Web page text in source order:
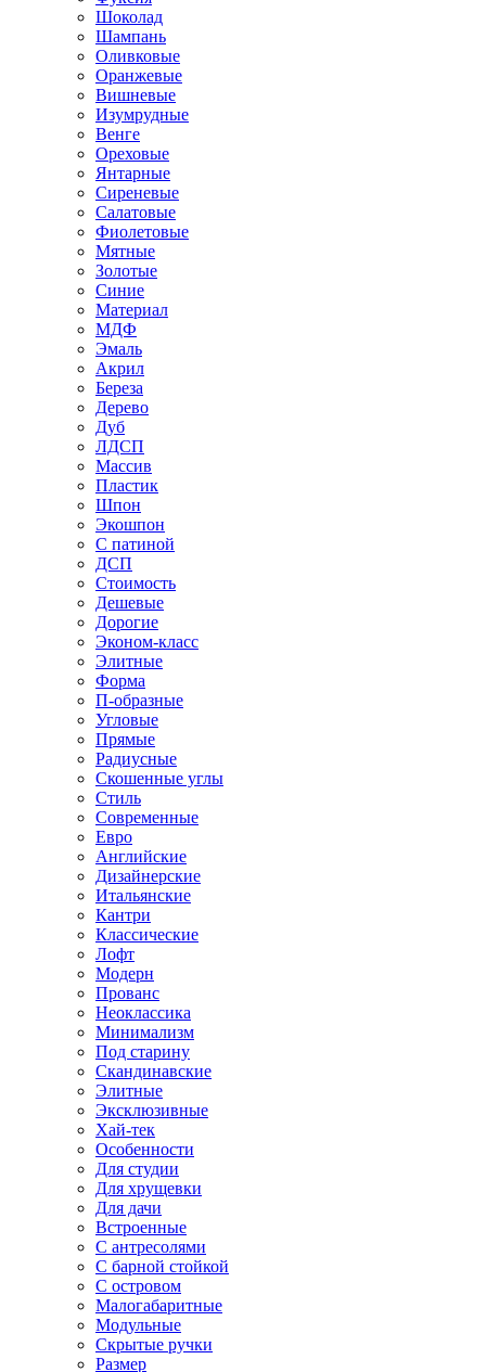
Шоколад
Шампань
Оливковые
Оранжевые
Вишневые
Изумрудные
Венге
Ореховые
Янтарные
Сиреневые
Салатовые
Фиолетовые
Мятные
Золотые
Синие
Материал
МДФ
Эмаль
Акрил
Береза
Дерево
Дуб
ЛДСП
Массив
Пластик
Шпон
Экошпон
С патиной
ДСП
Стоимость
Дешевые
Дорогие
Эконом-класс
Элитные
Форма
П-образные
Угловые
Прямые
Радиусные
Скошенные углы
Стиль
Современные
Евро
Английские
Дизайнерские
Итальянские
Кантри
Классические
Лофт
Модерн
Прованс
Неоклассика
Минимализм
Под старину
Скандинавские
Элитные
Эксклюзивные
Хай-тек
Особенности
Для студии
Для хрущевки
Для дачи
Встроенные
С антресолями
С барной стойкой
С островом
Малогабаритные
Модульные
Скрытые ручки
Размер